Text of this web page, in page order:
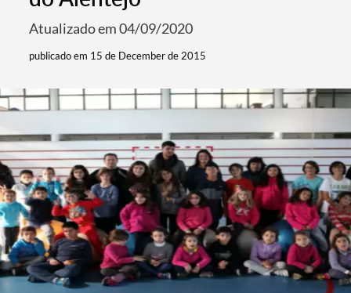
Atualizado em 04/09/2020
publicado em 15 de December de 2015